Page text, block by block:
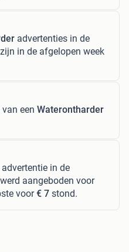
advertenties in de
zijn in de afgelopen week
een Waterontharder
advertentie in de
aangeboden voor
voor€ 7 stond.